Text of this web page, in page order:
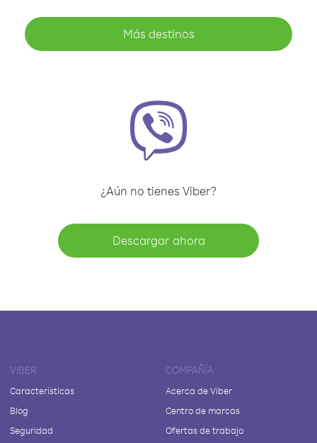
Más destinos
¿Aún no tienes Viber?
Descargar ahora
VIBER
Características
Blog
Seguridad
COMPAÑÍA
Acerca de Viber
Centro de marcas
Ofertas de trabajo